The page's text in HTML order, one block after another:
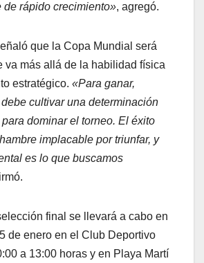
de rápido crecimiento», agregó.
que la Copa Mundial será
va más allá de la habilidad física
estratégico. «Para ganar,
cultivar una determinación
dominar el torneo. El éxito
implacable por triunfar, y
es lo que buscamos
final se llevará a cabo en
de enero en el Club Deportivo
a 13:00 horas y en Playa Martí